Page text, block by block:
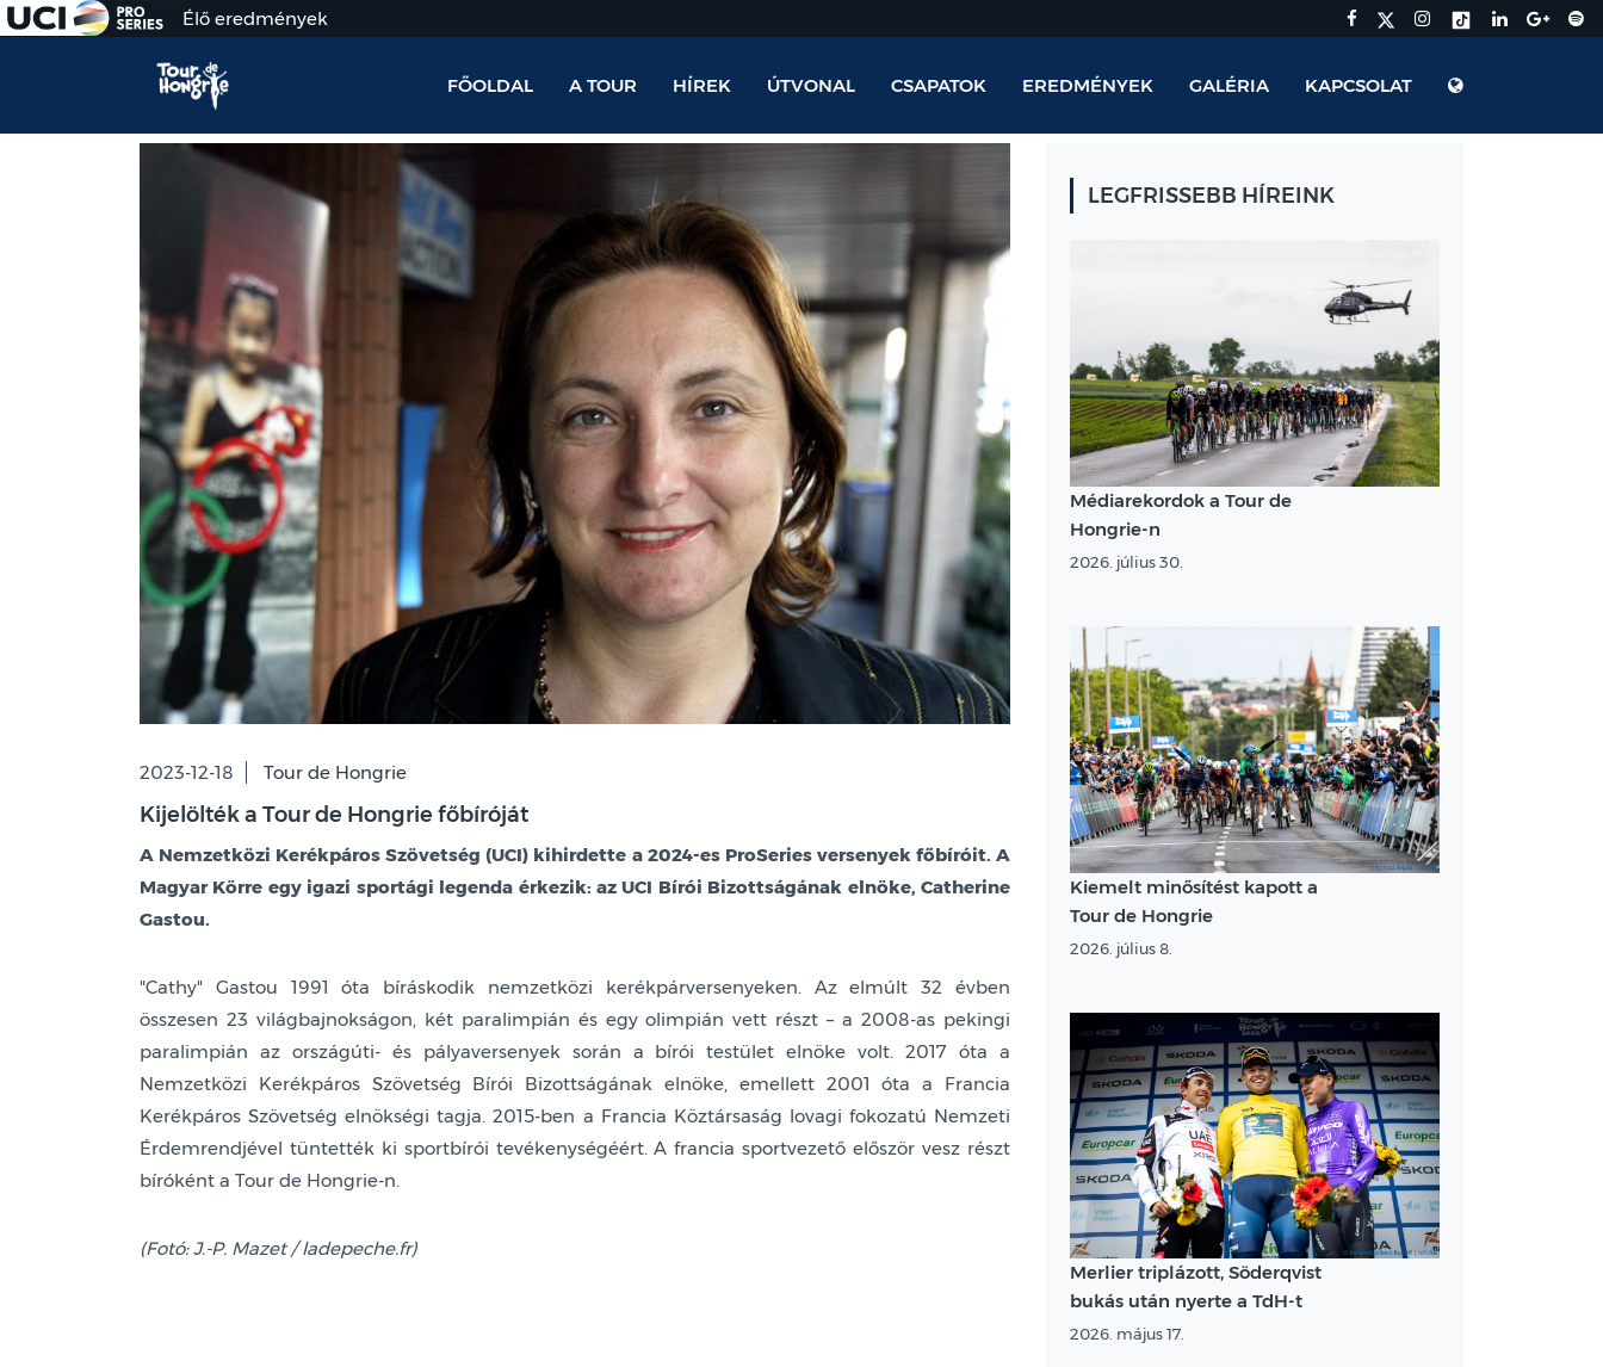
Élő eredmények
FŐOLDAL A TOUR HÍREK ÚTVONAL CSAPATOK EREDMÉNYEK GALÉRIA KAPCSOLAT
2023-12-18 Tour de Hongrie
Kijelölték a Tour de Hongrie főbíróját
A Nemzetközi Kerékpáros Szövetség (UCI) kihirdette a 2024-es ProSeries versenyek főbíróit. A
Magyar Körre egy igazi sportági legenda érkezik: az UCI Bírói Bizottságának elnöke, Catherine
Gastou.
"Cathy" Gastou 1991 óta bíráskodik nemzetközi kerékpárversenyeken. Az elmúlt 32 évben
összesen 23 világbajnokságon, két paralimpián és egy olimpián vett részt – a 2008-as pekingi
paralimpián az országúti- és pályaversenyek során a bírói testület elnöke volt. 2017 óta a
Nemzetközi Kerékpáros Szövetség Bírói Bizottságának elnöke, emellett 2001 óta a Francia
Kerékpáros Szövetség elnökségi tagja. 2015-ben a Francia Köztársaság lovagi fokozatú Nemzeti
Érdemrendjével tüntették ki sportbírói tevékenységéért. A francia sportvezető először vesz részt
bíróként a Tour de Hongrie-n.
(Fotó: J.-P. Mazet / ladepeche.fr)
LEGFRISSEBB HÍREINK
Médiarekordok a Tour de
Hongrie-n
2026. július 30.
Kiemelt minősítést kapott a
Tour de Hongrie
2026. július 8.
Merlier triplázott, Söderqvist
bukás után nyerte a TdH-t
2026. május 17.